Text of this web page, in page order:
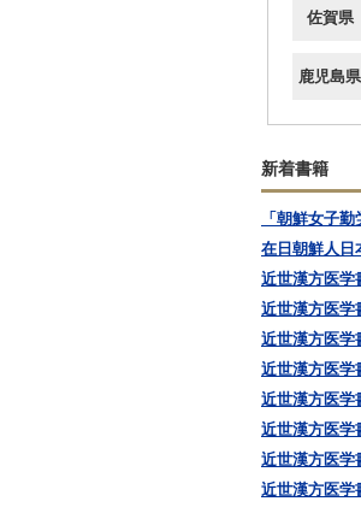
佐賀県
鹿児島県
新着書籍
「朝鮮女子
在日朝鮮人日
近世漢方医
近世漢方医
近世漢方医
近世漢方医
近世漢方医
近世漢方医
近世漢方医
近世漢方医